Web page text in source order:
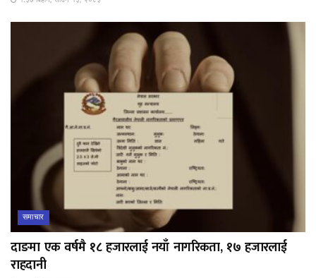
समाचार
दाङमा एक वर्षमै १८ हजारलाई नयाँ नागरिकता, १७ हजारलाई
राहदानी